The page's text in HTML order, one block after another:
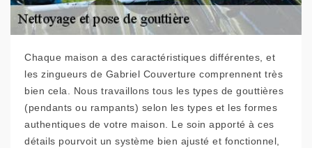
Chaque maison a des caractéristiques différentes, et
les zingueurs de Gabriel Couverture comprennent très
bien cela. Nous travaillons tous les types de gouttières
(pendants ou rampants) selon les types et les formes
authentiques de votre maison. Le soin apporté à ces
détails pourvoit un système bien ajusté et fonctionnel,